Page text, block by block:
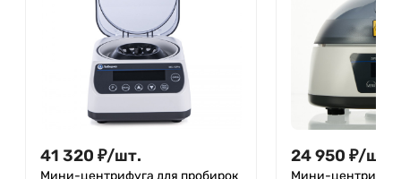
41 320 ₽/шт.
Мини-центрифуга для пробирок
24 950 ₽/шт.
Мини-